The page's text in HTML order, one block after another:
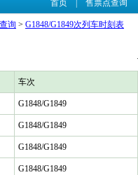
首页| 售票点查询
询 > G1848/G1849次列车时刻表
车次
G1848/G1849
G1848/G1849
G1848/G1849
G1848/G1849